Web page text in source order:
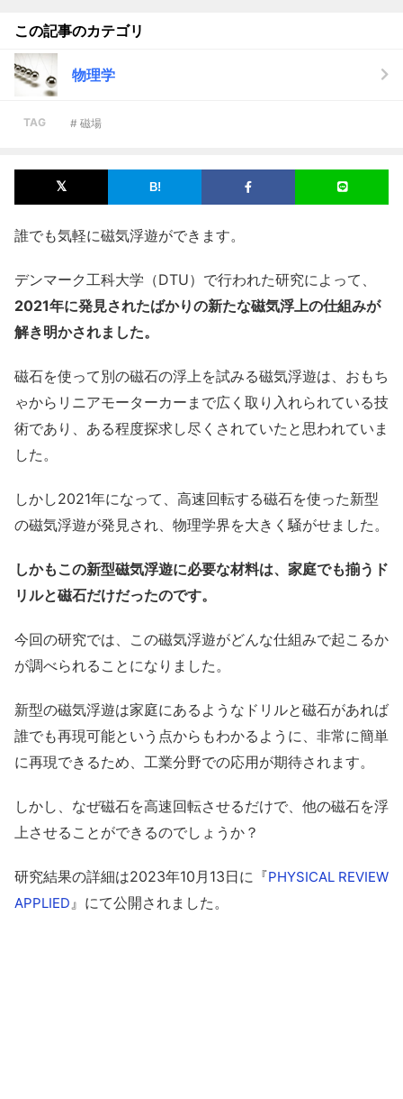
この記事のカテゴリ
物理学
TAG # 磁場
誰でも気軽に磁気浮遊ができます。
デンマーク工科大学（DTU）で行われた研究によって、
2021年に発見されたばかりの新たな磁気浮上の仕組みが
解き明かされました。
磁石を使って別の磁石の浮上を試みる磁気浮遊は、おもち
ゃからリニアモーターカーまで広く取り入れられている技
術であり、ある程度探求し尽くされていたと思われていま
した。
しかし2021年になって、高速回転する磁石を使った新型
の磁気浮遊が発見され、物理学界を大きく騒がせました。
しかもこの新型磁気浮遊に必要な材料は、家庭でも揃うド
リルと磁石だけだったのです。
今回の研究では、この磁気浮遊がどんな仕組みで起こるか
が調べられることになりました。
新型の磁気浮遊は家庭にあるようなドリルと磁石があれば
誰でも再現可能という点からもわかるように、非常に簡単
に再現できるため、工業分野での応用が期待されます。
しかし、なぜ磁石を高速回転させるだけで、他の磁石を浮
上させることができるのでしょうか？
研究結果の詳細は2023年10月13日に『PHYSICAL REVIEW
APPLIED』にて公開されました。